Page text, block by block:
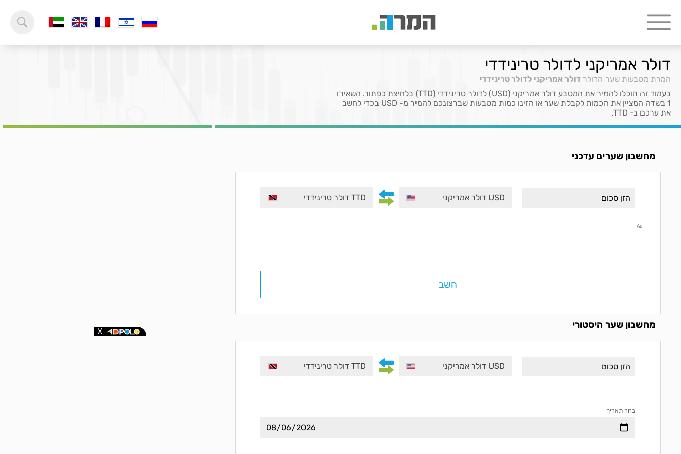
דולר אמריקני לדולר טרינידדי
המרת מטבעות שער הדולר דולר אמריקני לדולר טרינידדי
בעמוד זה תוכלו להמיר את המטבע דולר אמריקני (USD) לדולר טרינידדי (TTD) בלחיצת כפתור. השאירו
1 בשדה המציין את הכמות לקבלת שער או הזינו כמות מטבעות שברצונכם להמיר מ- USD בכדי לחשב
את ערכם ב- TTD.
מחשבון שערים עדכני
USD דולר אמריקני TTD דולר טרינידדי
Ad
חשב
מחשבון שער היסטורי
USD דולר אמריקני TTD דולר טרינידדי
בחר תאריך